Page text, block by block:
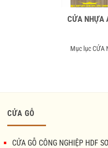
CỬA NHỰA
Mục lục CỬA
CỬA GỖ
CỬA GỖ CÔNG NGHIỆP HDF